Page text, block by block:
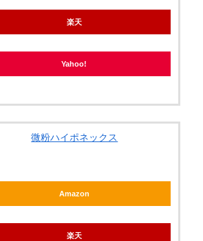
楽天
Yahoo!
微粉ハイポネックス
Amazon
楽天